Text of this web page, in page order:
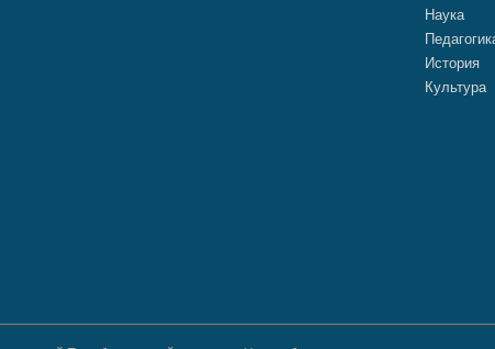
Наука
История
Культура